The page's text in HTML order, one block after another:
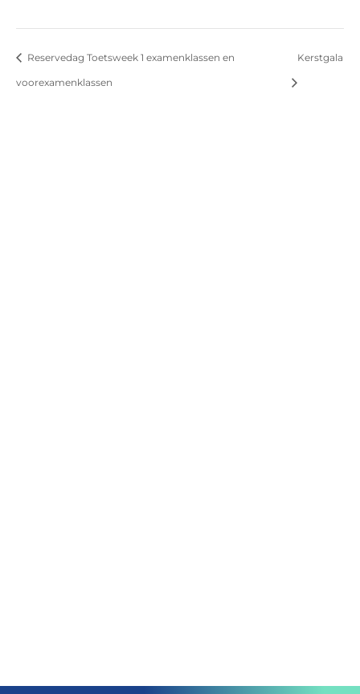
Reservedag Toetsweek 1 examenklassen en
voorexamenklassen
Kerstgala